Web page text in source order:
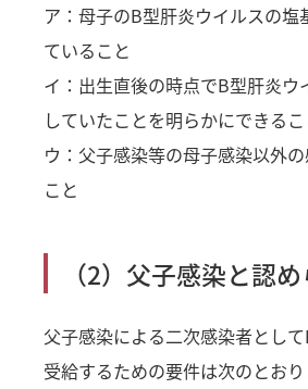
ア：母子のB型肝炎ウイルスの塩
ていること
イ：出生直後の時点でB型肝炎ウ
していたことを明らかにできるこ
ウ：父子感染等の母子感染以外
こと
（2）父子感染と認
父子感染による二次感染者とし
受給するための要件は次のとおり